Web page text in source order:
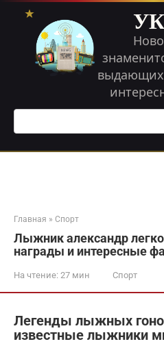
Перейти
контенту
Поиск:
Главная » Спорт
Лыжник александр
награды и интересные
На чтение: 27 мин Спорт
Легенды лыжных
известные лыжники